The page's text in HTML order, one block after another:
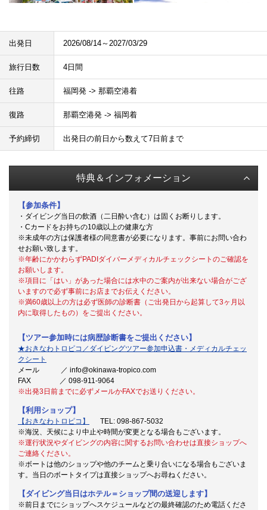
出発日 2026/08/14～2027/03/29
旅行日数 4日間
往路 福岡発 -> 那覇空港着
復路 那覇空港発 -> 福岡着
予約締切 出発日の前日から数えて7日前まで
特典＆インフォメーション
【参加条件】
・ダイビング当日の飲酒（二日酔い含む）は固くお断りします。
・Cカードをお持ちの10歳以上の健康な方
※未成年の方は保護者様の同意書が必要になります。事前にお問い合わ
せお願い致します。
※年齢にかかわらずPADIダイバーメディカルチェックシートのご確認を
お願いします。
※項目に「はい」があった場合には水中のご案内が出来ない場合がござ
いますので必ず事前にお店までお伝えください。
※満60歳以上の方は必ず医師の診断書（ご出発日から起算して3ヶ月以
内に取得したもの）をご提出ください。
【ツアー参加時には病歴診断書をご提出ください】
★おきなわトロピコ／ダイビングツアー参加申込書・メディカルチェッ
クシート
メール ／ info@okinawa-tropico.com
FAX ／ 098-911-9064
※出発3日前までに必ずメールかFAXでお送りください。
【利用ショップ】
【おきなわトロピコ】
TEL: 098-867-5032
※海況、天候により中止や時間が変更となる場合もございます。
※運行状況やダイビングの内容に関するお問い合わせは直接ショップへ
ご連絡ください。
※ボートは他のショップや他のチームと乗り合いになる場合もございま
す。当日のボートタイプは直接ショップへお尋ねください。
【ダイビング当日はホテル＝ショップ間の送迎します】
※前日までにショップへスケジュールなどの最終確認のため電話くださ